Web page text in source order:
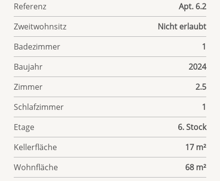
Referenz
Apt. 6.2
Zweitwohnsitz
Nicht erlaubt
Badezimmer
1
Baujahr
2024
Zimmer
2.5
Schlafzimmer
1
Etage
6. Stock
Kellerfläche
17 m²
Wohnfläche
68 m²